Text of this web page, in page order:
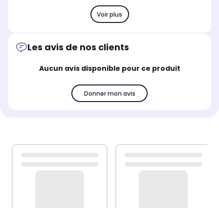
Voir plus
Les avis de nos clients
Aucun avis disponible pour ce produit
Donner mon avis